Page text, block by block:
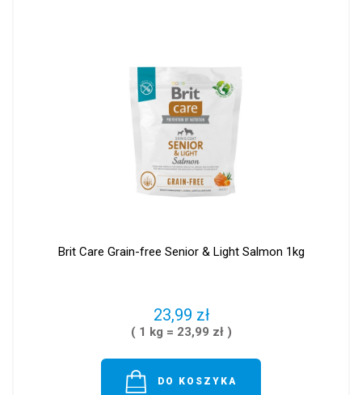
Brit Care Grain-free Senior & Light Salmon 1kg
23,99 zł
( 1 kg = 23,99 zł )
DO KOSZYKA